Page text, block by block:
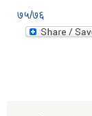
७५/७६